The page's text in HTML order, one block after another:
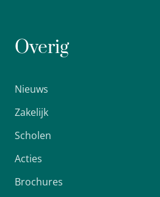
Overig
Nieuws
Zakelijk
Scholen
Acties
Brochures